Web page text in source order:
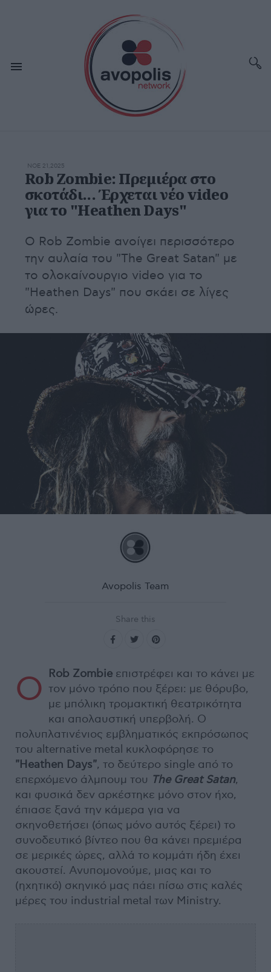
ΝΟΕ 21,2025
Rob Zombie: Πρεμιέρα στο
σκοτάδι... Έρχεται νέο video
για το "Heathen Days"
Ο Rob Zombie ανοίγει περισσότερο
την αυλαία του "The Great Satan" με
το ολοκαίνουργιο video για το
"Heathen Days" που σκάει σε λίγες
ώρες.
Avopolis Team
Share this
Ο Rob Zombie επιστρέφει και το κάνει με
τον μόνο τρόπο που ξέρει: με θόρυβο,
με μπόλικη τρομακτική θεατρικότητα
και απολαυστική υπερβολή. Ο
πολυπλατινένιος εμβληματικός εκπρόσωπος
του alternative metal κυκλοφόρησε το
"Heathen Days", το δεύτερο single από το
επερχόμενο άλμπουμ του The Great Satan,
και φυσικά δεν αρκέστηκε μόνο στον ήχο,
έπιασε ξανά την κάμερα για να
σκηνοθετήσει (όπως μόνο αυτός ξέρει) το
συνοδευτικό βίντεο που θα κάνει πρεμιέρα
σε μερικές ώρες, αλλά το κομμάτι ήδη έχει
ακουστεί. Ανυπομονούμε, μιας και το
(ηχητικό) σκηνικό μας πάει πίσω στις καλές
μέρες του industrial metal των Ministry.